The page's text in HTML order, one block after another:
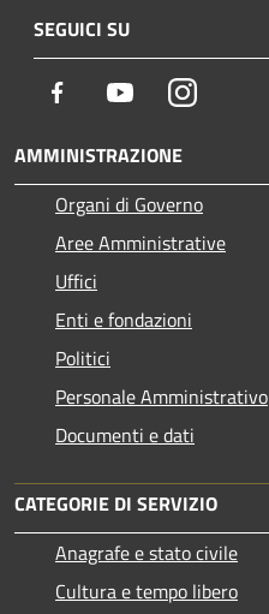
SEGUICI SU
Facebook YoutubeInstagram
AMMINISTRAZIONE
Organi di Governo
Aree Amministrative
Uffici
Enti e fondazioni
Politici
Personale Amministrativo
Documenti e dati
CATEGORIE DI SERVIZIO
Anagrafe e stato civile
Cultura e tempo libero